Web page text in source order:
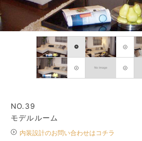
NO.39
モデルルーム
内装設計のお問い合わせはコチラ